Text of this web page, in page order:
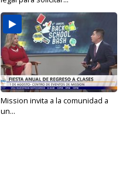
Mission invita a la comunidad a
un...